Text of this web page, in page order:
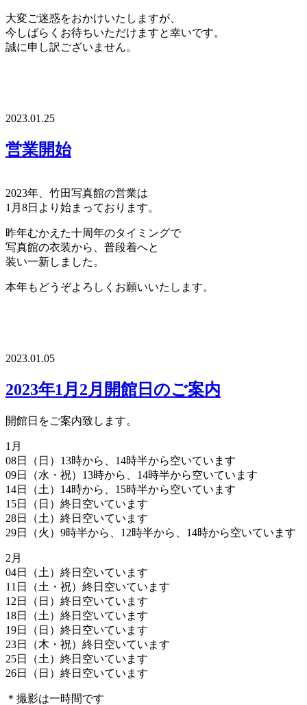
大変ご迷惑をおかけいたしますが、
今しばらくお待ちいただけますと幸いです。
誠に申し訳ございません。
2023.01.25
営業開始
2023年、竹田写真館の営業は
1月8日より始まっております。
昨年むかえた十周年のタイミングで
写真館の衣装から、普段着へと
装い一新しました。
本年もどうぞよろしくお願いいたします。
2023.01.05
2023年1月2月開館日のご案内
開館日をご案内致します。
1月
08日（日）13時から、14時半から空いています
09日（水・祝）13時から、14時半から空いています
14日（土）14時から、15時半から空いています
15日（日）終日空いています
28日（土）終日空いています
29日（火）9時半から、12時半から、14時から空いています
2月
04日（土）終日空いています
11日（土・祝）終日空いています
12日（日）終日空いています
18日（土）終日空いています
19日（日）終日空いています
23日（木・祝）終日空いています
25日（土）終日空いています
26日（日）終日空いています
＊撮影は一時間です